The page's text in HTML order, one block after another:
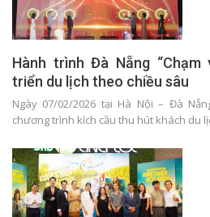
Hành trình Đà Nẵng “Chạm
triển du lịch theo chiều sâu
Ngày 07/02/2026 tại Hà Nội – Đà
chương trình kích cầu thu hút khách du